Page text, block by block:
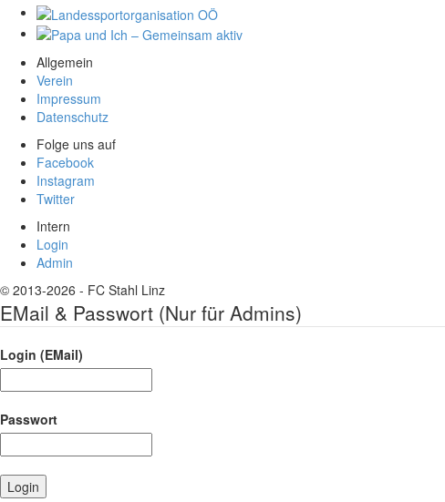
Allgemein
Verein
Impressum
Datenschutz
Folge uns auf
Facebook
Instagram
Twitter
Intern
Login
Admin
© 2013-2026 - FC Stahl Linz
EMail & Passwort (Nur für Admins)
Login (EMail)
Passwort